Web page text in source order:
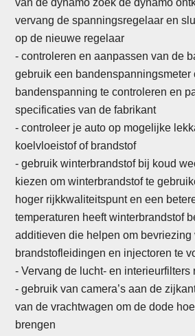
van de dynamo zoek de dynamo
vervang de spanningsregelaar en
op de nieuwe regelaar
- controleren en aanpassen van de
gebruik een bandenspanningsmeter
bandenspanning te controleren en
specificaties van de fabrikant
- controleer je auto op mogelijke
koelvloeistof of brandstof
- gebruik winterbrandstof bij koud
kiezen om winterbrandstof te
hoger rijkkwaliteitspunt en een
temperaturen heeft winterbrandstof
additieven die helpen om bevriezing
brandstofleidingen en injectoren te
- Vervang de lucht- en interieurfilters
-gebruik van camera’s aan de
van de vrachtwagen om de dode
brengen